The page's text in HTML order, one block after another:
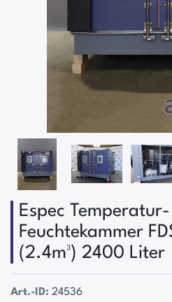
Espec
Feuchtekammer
(2.4m³) 2400 Liter
Art.-ID: 24536